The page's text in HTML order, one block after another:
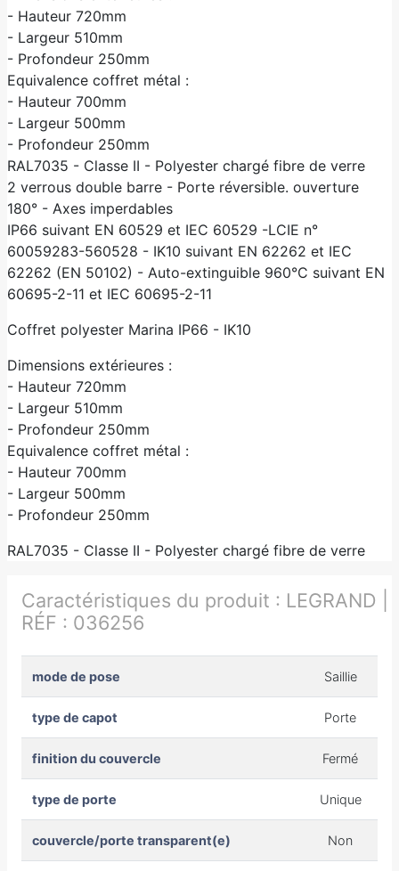
- Hauteur 720mm
- Largeur 510mm
- Profondeur 250mm
Equivalence coffret métal :
- Hauteur 700mm
- Largeur 500mm
- Profondeur 250mm
RAL7035 - Classe II - Polyester chargé fibre de verre
2 verrous double barre - Porte réversible. ouverture
180° - Axes imperdables
IP66 suivant EN 60529 et IEC 60529 -LCIE n°
60059283-560528 - IK10 suivant EN 62262 et IEC
62262 (EN 50102) - Auto-extinguible 960°C suivant EN
60695-2-11 et IEC 60695-2-11
Coffret polyester Marina IP66 - IK10
Dimensions extérieures :
- Hauteur 720mm
- Largeur 510mm
- Profondeur 250mm
Equivalence coffret métal :
- Hauteur 700mm
- Largeur 500mm
- Profondeur 250mm
RAL7035 - Classe II - Polyester chargé fibre de verre
Caractéristiques du produit : LEGRAND |
RÉF : 036256
mode de pose Saillie
type de capot Porte
finition du couvercle Fermé
type de porte Unique
couvercle/porte transparent(e) Non